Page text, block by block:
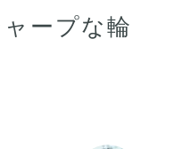
ープな輪